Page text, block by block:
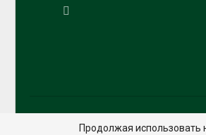
Продолжая использовать